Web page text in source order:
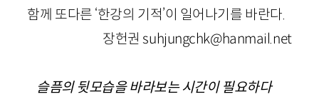
함께 또다른 ‘한강의 기적’이 일어나기를 바란다.
장헌권 suhjungchk@hanmail.net
슬픔의 뒷모습을 바라보는 시간이 필요하다